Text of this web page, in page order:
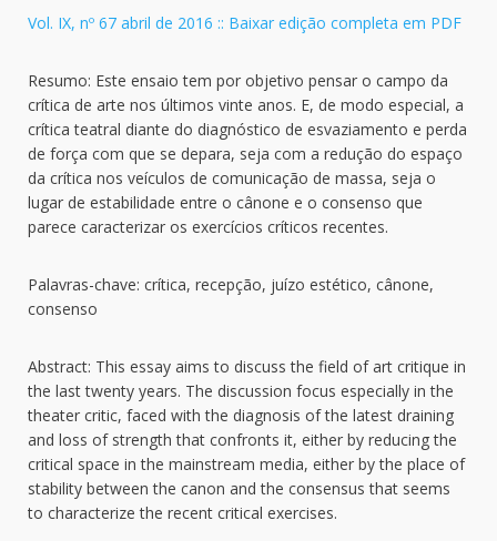
Vol. IX, nº 67 abril de 2016 :: Baixar edição completa em PDF
Resumo: Este ensaio tem por objetivo pensar o campo da
crítica de arte nos últimos vinte anos. E, de modo especial, a
crítica teatral diante do diagnóstico de esvaziamento e perda
de força com que se depara, seja com a redução do espaço
da crítica nos veículos de comunicação de massa, seja o
lugar de estabilidade entre o cânone e o consenso que
parece caracterizar os exercícios críticos recentes.
Palavras-chave: crítica, recepção, juízo estético, cânone,
consenso
Abstract: This essay aims to discuss the field of art critique in
the last twenty years. The discussion focus especially in the
theater critic, faced with the diagnosis of the latest draining
and loss of strength that confronts it, either by reducing the
critical space in the mainstream media, either by the place of
stability between the canon and the consensus that seems
to characterize the recent critical exercises.